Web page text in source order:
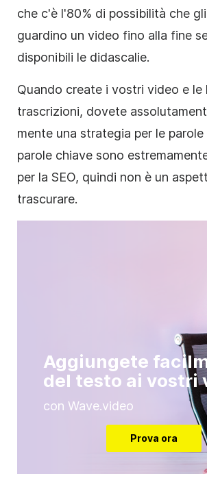
che c'è l'80% di possibilità che
guardino un video fino alla fine
disponibili le didascalie.
Quando create i vostri video e le
trascrizioni, dovete
mente una strategia per le parole
parole chiave sono
per la SEO, quindi non è un
trascurare.
Aggiungete
del testo ai vostri
con Wave.video
Prova ora